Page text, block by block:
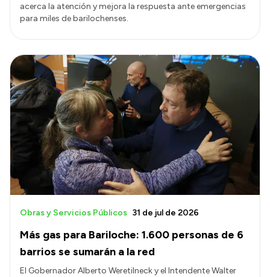
acerca la atención y mejora la respuesta ante emergencias
para miles de barilochenses.
Más gas para Bariloche: 1.600 personas de 6
barrios se sumarán a la red
Obras y Servicios Públicos 31 de jul de 2026
El Gobernador Alberto Weretilneck y el Intendente Walter